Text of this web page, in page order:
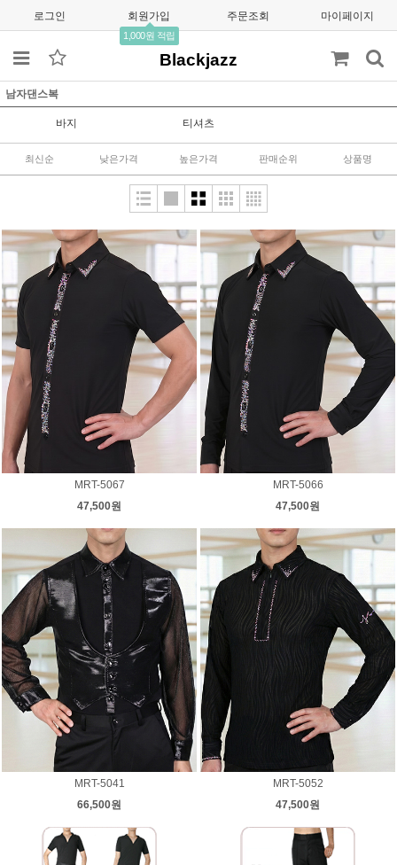
로그인 회원가입
1,000원 적립
주문조회 마이페이지
Blackjazz
남자댄스복
바지 티셔츠
최신순 낮은가격 높은가격 판매순위 상품명
MRT-5067
47,500원
MRT-5066
47,500원
MRT-5041
66,500원
MRT-5052
47,500원